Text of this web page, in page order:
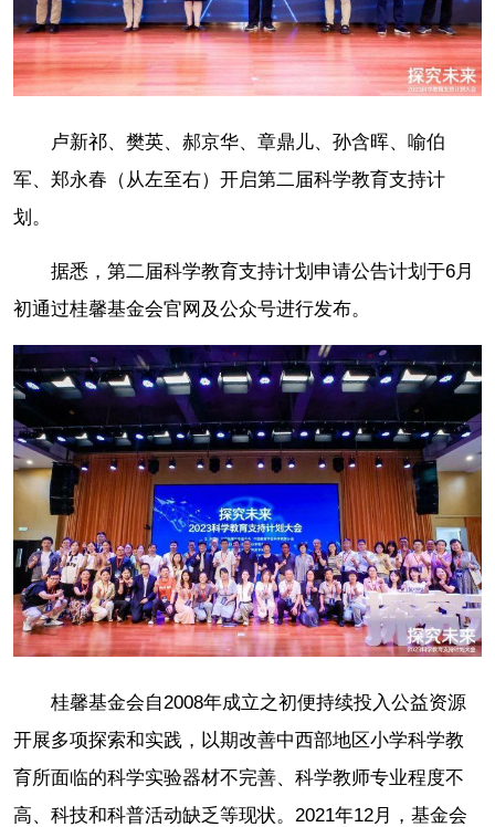
卢新祁、樊英、郝京华、章鼎儿、孙含晖、喻伯
军、郑永春（从左至右）开启第二届科学教育支持计
划。
据悉，第二届科学教育支持计划申请公告计划于6月
初通过桂馨基金会官网及公众号进行发布。
桂馨基金会自2008年成立之初便持续投入公益资源
开展多项探索和实践，以期改善中西部地区小学科学教
育所面临的科学实验器材不完善、科学教师专业程度不
高、科技和科普活动缺乏等现状。2021年12月，基金会